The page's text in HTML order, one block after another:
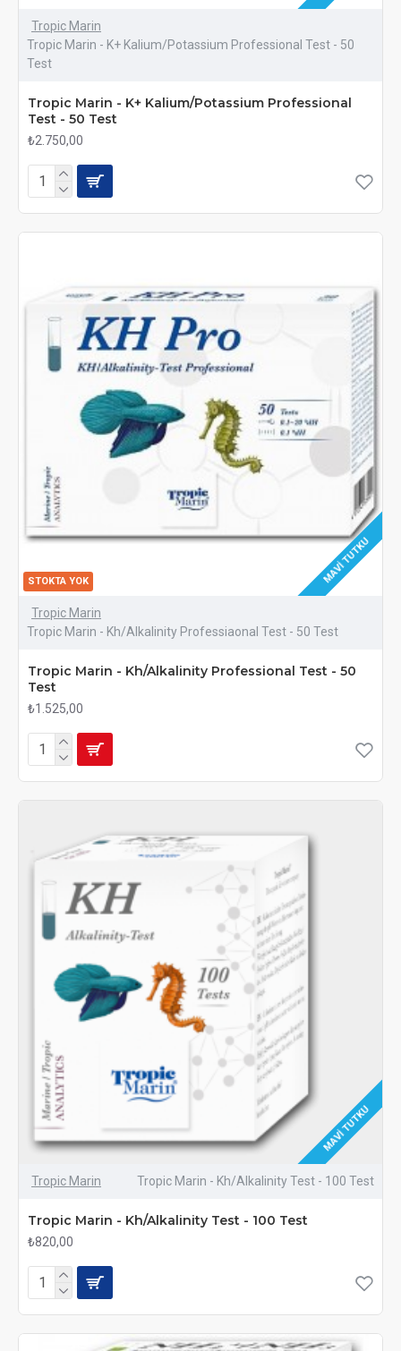
Tropic Marin
Tropic Marin - K+ Kalium/Potassium Professional Test - 50
Test
Tropic Marin - K+ Kalium/Potassium Professional
Test - 50 Test
₺2.750,00
MAVI TUTKU
STOKTA YOK
Tropic Marin
Tropic Marin - Kh/Alkalinity Professiaonal Test - 50 Test
Tropic Marin - Kh/Alkalinity Professional Test - 50
Test
₺1.525,00
MAVI TUTKU
Tropic Marin Tropic Marin - Kh/Alkalinity Test - 100 Test
Tropic Marin - Kh/Alkalinity Test - 100 Test
₺820,00